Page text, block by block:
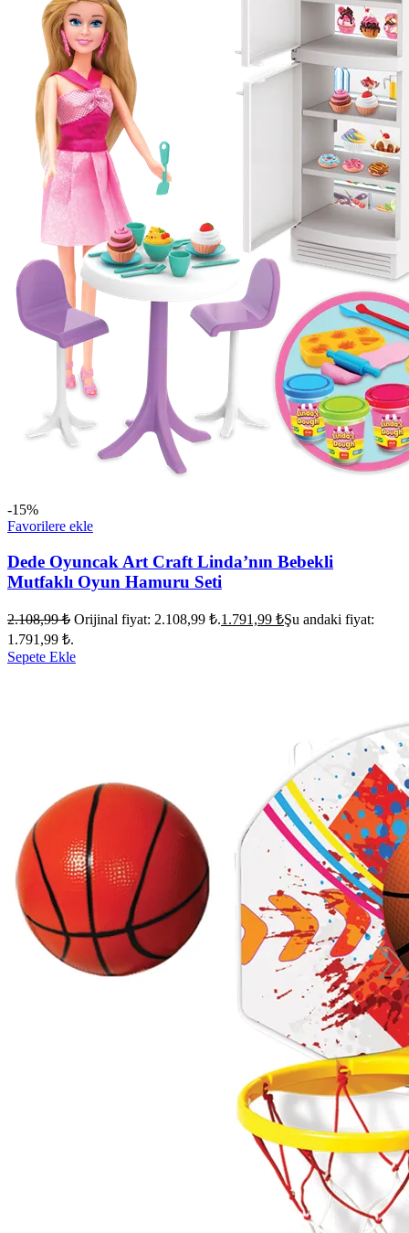
-15%
Favorilere ekle
Dede Oyuncak Art Craft Linda’nın Bebekli
Mutfaklı Oyun Hamuru Seti
2.108,99₺ Orijinal fiyat: 2.108,99 ₺.1.791,99 ₺Şu andaki fiyat:
1.791,99 ₺.
Sepete Ekle